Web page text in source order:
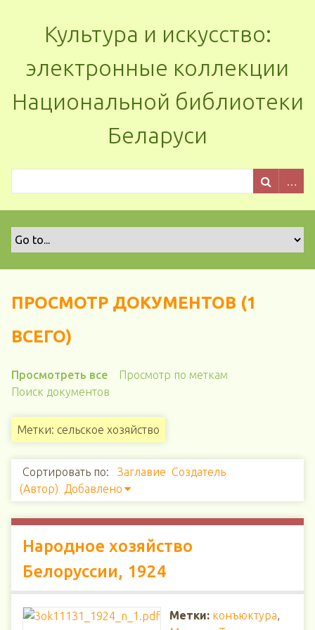
Культура и искусство:
электронные коллекции
Национальной библиотеки
Беларуси
ПРОСМОТР ДОКУМЕНТОВ (1
ВСЕГО)
Просмотреть все
Просмотр по меткам
Поиск документов
Метки: сельское хозяйство
Сортировать по: Заглавие Создатель
(Автор)
Добавлено
Народное хозяйство
Белоруссии, 1924
Метки: конъюктура,